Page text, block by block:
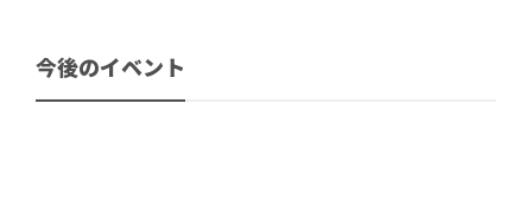
今後のイベント